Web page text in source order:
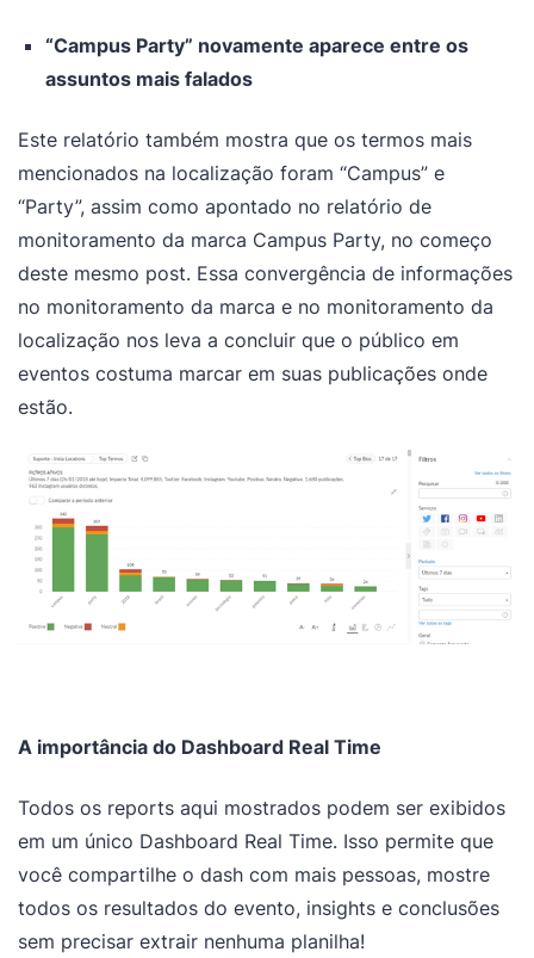
“Campus Party” novamente aparece entre os
assuntos mais falados
Este relatório também mostra que os termos mais
mencionados na localização foram “Campus” e
“Party”, assim como apontado no relatório de
monitoramento da marca Campus Party, no começo
deste mesmo post. Essa convergência de informações
no monitoramento da marca e no monitoramento da
localização nos leva a concluir que o público em
eventos costuma marcar em suas publicações onde
estão.
A importância do Dashboard Real Time
Todos os reports aqui mostrados podem ser exibidos
em um único Dashboard Real Time. Isso permite que
você compartilhe o dash com mais pessoas, mostre
todos os resultados do evento, insights e conclusões
sem precisar extrair nenhuma planilha!